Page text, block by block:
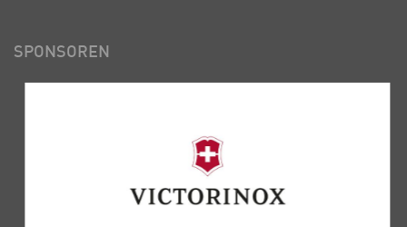
SPONSOREN